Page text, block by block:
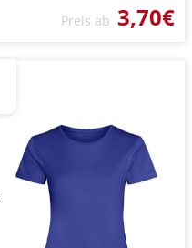
Preis ab 3,70€